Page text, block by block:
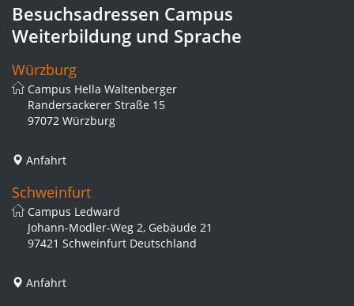
Besuchsadressen Campus
Weiterbildung und Sprache
Würzburg
Campus Hella Waltenberger
Randersackerer Straße 15
97072 Würzburg
Anfahrt
Schweinfurt
Campus Ledward
Johann-Modler-Weg 2, Gebäude 21
97421 Schweinfurt Deutschland
Anfahrt